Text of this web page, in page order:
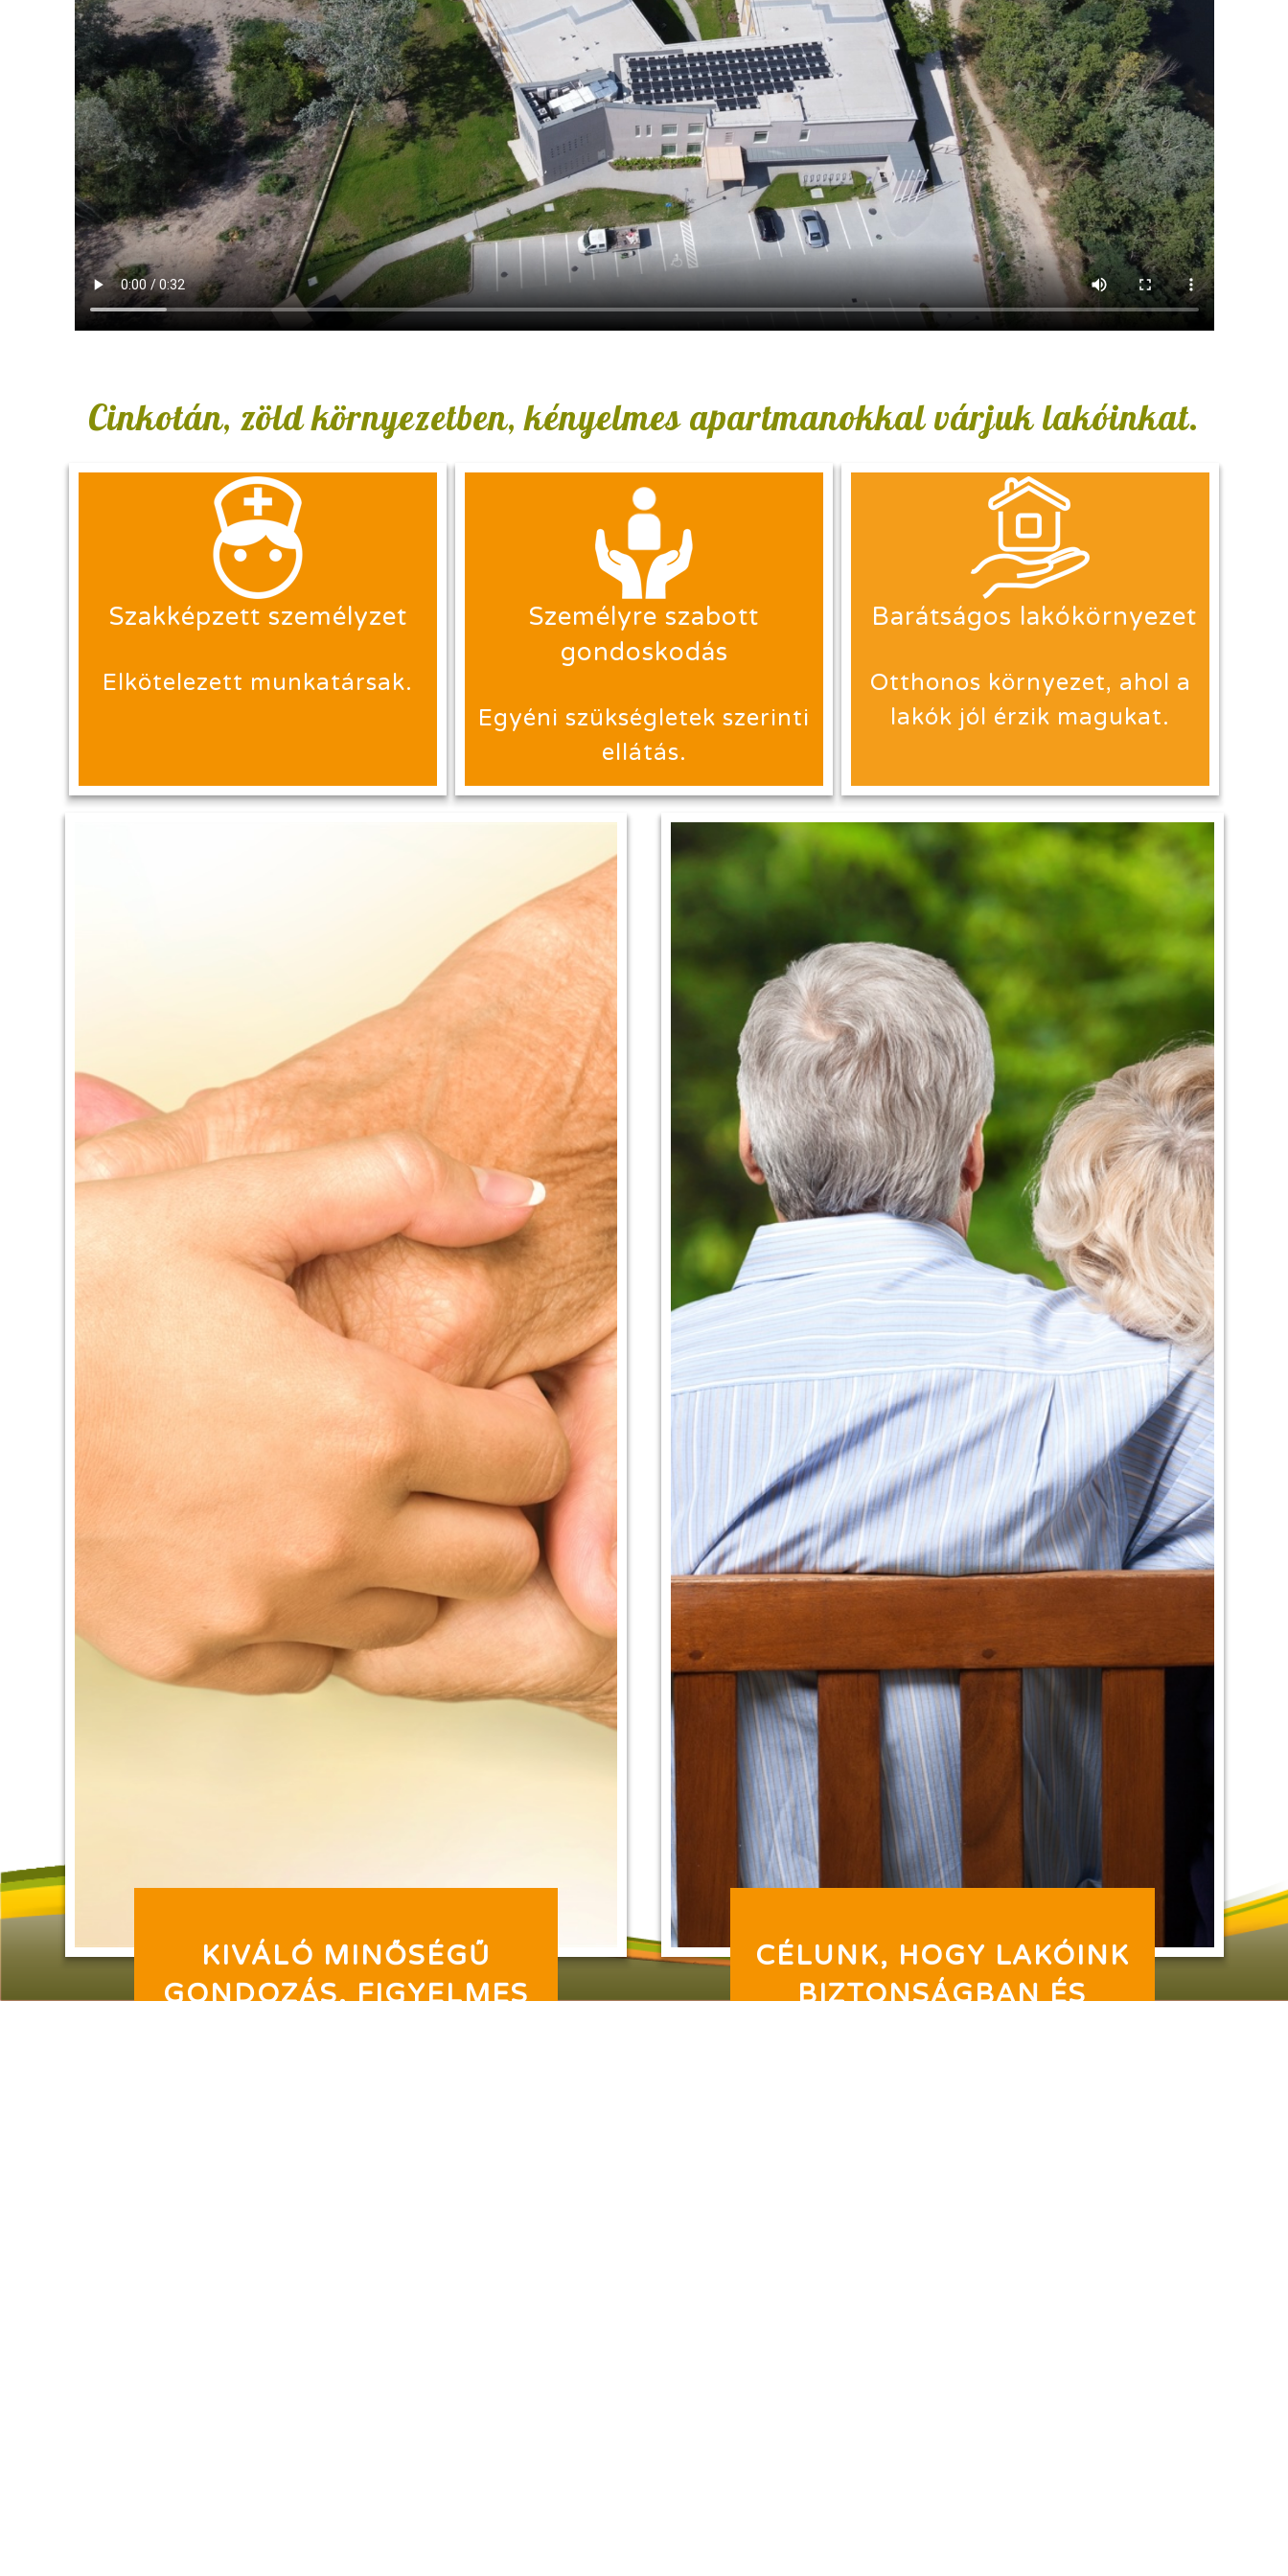
Cinkotán, zöld környezetben, kényelmes apartmanokkal várjuk lakóinkat.
Szakképzett személyzet
Elkötelezett munkatársak.
Személyre szabott
gondoskodás
Egyéni szükségletek szerinti
ellátás.
Barátságos lakókörnyezet
Otthonos környezet, ahol a
lakók jól érzik magukat.
KIVÁLÓ MINŐSÉGŰ
GONDOZÁS, FIGYELMES
CÉLUNK, HOGY LAKÓINK
BIZTONSÁGBAN ÉS